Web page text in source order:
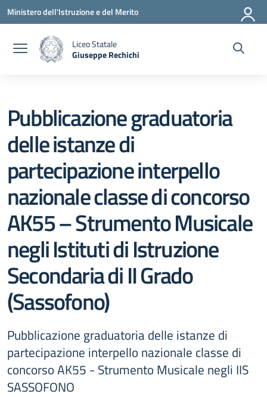
Vai ai contenuti
Vai al menu di navigazione
Vai al footer
Ministero dell'Istruzione e del Merito
Liceo Statale
Giuseppe Rechichi
Pubblicazione graduatoria
delle istanze di
partecipazione interpello
nazionale classe di concorso
AK55 – Strumento Musicale
negli Istituti di Istruzione
Secondaria di II Grado
(Sassofono)
Pubblicazione graduatoria delle istanze di
partecipazione interpello nazionale classe di
concorso AK55 - Strumento Musicale negli IIS
SASSOFONO